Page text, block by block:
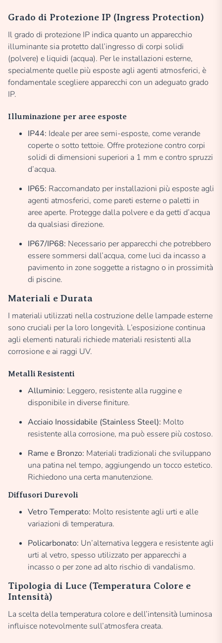
Grado di Protezione IP (Ingress Protection)
Il grado di protezione IP indica quanto un apparecchio
illuminante sia protetto dall’ingresso di corpi solidi
(polvere) e liquidi (acqua). Per le installazioni esterne,
specialmente quelle più esposte agli agenti atmosferici, è
fondamentale scegliere apparecchi con un adeguato grado
IP.
Illuminazione per aree esposte
IP44: Ideale per aree semi-esposte, come verande
coperte o sotto tettoie. Offre protezione contro corpi
solidi di dimensioni superiori a 1 mm e contro spruzzi
d’acqua.
IP65: Raccomandato per installazioni più esposte agli
agenti atmosferici, come pareti esterne o paletti in
aree aperte. Protegge dalla polvere e da getti d’acqua
da qualsiasi direzione.
IP67/IP68: Necessario per apparecchi che potrebbero
essere sommersi dall’acqua, come luci da incasso a
pavimento in zone soggette a ristagno o in prossimità
di piscine.
Materiali e Durata
I materiali utilizzati nella costruzione delle lampade esterne
sono cruciali per la loro longevità. L’esposizione continua
agli elementi naturali richiede materiali resistenti alla
corrosione e ai raggi UV.
Metalli Resistenti
Alluminio: Leggero, resistente alla ruggine e
disponibile in diverse finiture.
Acciaio Inossidabile (Stainless Steel): Molto
resistente alla corrosione, ma può essere più costoso.
Rame e Bronzo: Materiali tradizionali che sviluppano
una patina nel tempo, aggiungendo un tocco estetico.
Richiedono una certa manutenzione.
Diffusori Durevoli
Vetro Temperato: Molto resistente agli urti e alle
variazioni di temperatura.
Policarbonato: Un’alternativa leggera e resistente agli
urti al vetro, spesso utilizzato per apparecchi a
incasso o per zone ad alto rischio di vandalismo.
Tipologia di Luce (Temperatura Colore e
Intensità)
La scelta della temperatura colore e dell’intensità luminosa
influisce notevolmente sull’atmosfera creata.